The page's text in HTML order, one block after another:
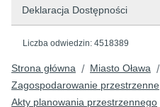
Deklaracja Dostępności
Liczba odwiedzin: 4518389
Strona główna / Miasto Oława /
Zagospodarowanie przestrzenne
Akty planowania przestrzennego